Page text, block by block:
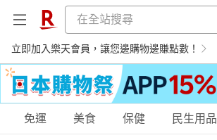
立即加入樂天會員，讓您邊購物邊賺點數！
購物網分類
免運 美食 保健 民生用品